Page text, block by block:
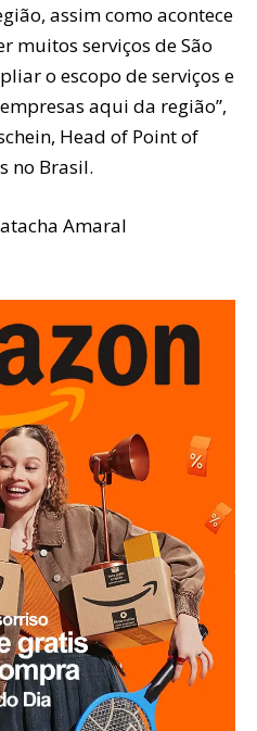
assim como acontece
muitos serviços de São
o escopo de serviços e
aqui da região”,
Head of Point of
no Brasil.
Amaral